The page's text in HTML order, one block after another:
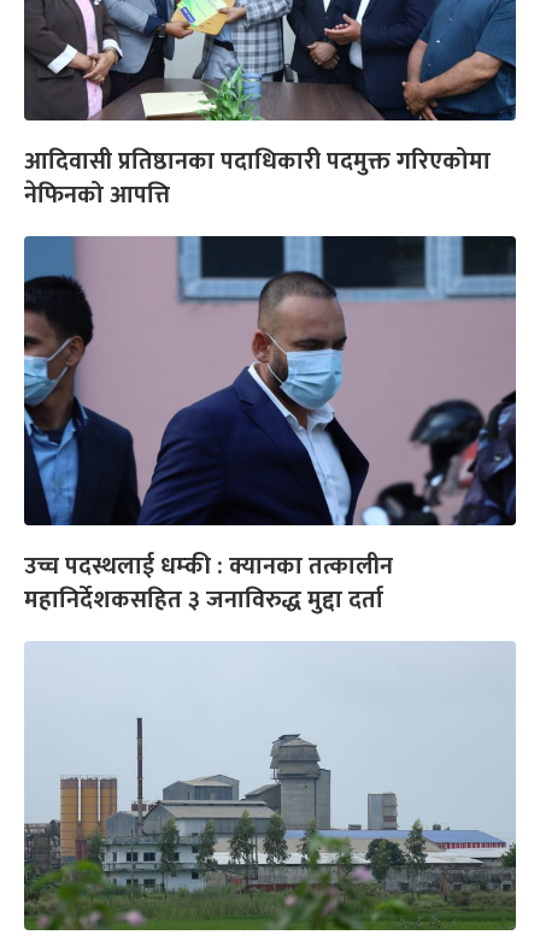
आदिवासी प्रतिष्ठानका पदाधिकारी पदमुक्त गरिएकोमा
नेफिनको आपत्ति
उच्च पदस्थलाई धम्की : क्यानका तत्कालीन
महानिर्देशकसहित ३ जनाविरुद्ध मुद्दा दर्ता